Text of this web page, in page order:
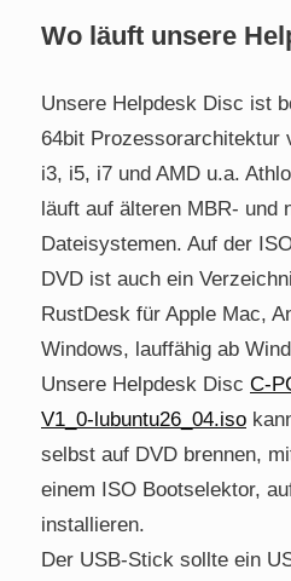
Wo läuft unsere
Unsere Helpdesk Disc ist
64bit Prozessorarchitektur
i3, i5, i7 und AMD u.a.
läuft auf älteren MBR- und
Dateisystemen. Auf der
DVD ist auch ein
RustDesk für Apple Mac,
Windows, lauffähig ab
Unsere Helpdesk Disc C-
V1_0-lubuntu26_04.iso
selbst auf DVD brennen,
einem ISO Bootselektor,
installieren.
Der USB-Stick sollte ein